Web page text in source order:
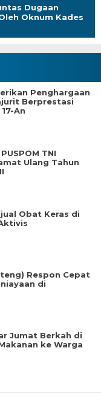
Dugaan
Oknum Kades
Penghargaan
Berprestasi
An
TNI
Ulang Tahun
Obat Keras di
Respon Cepat
di
Jumat Berkah di
ke Warga